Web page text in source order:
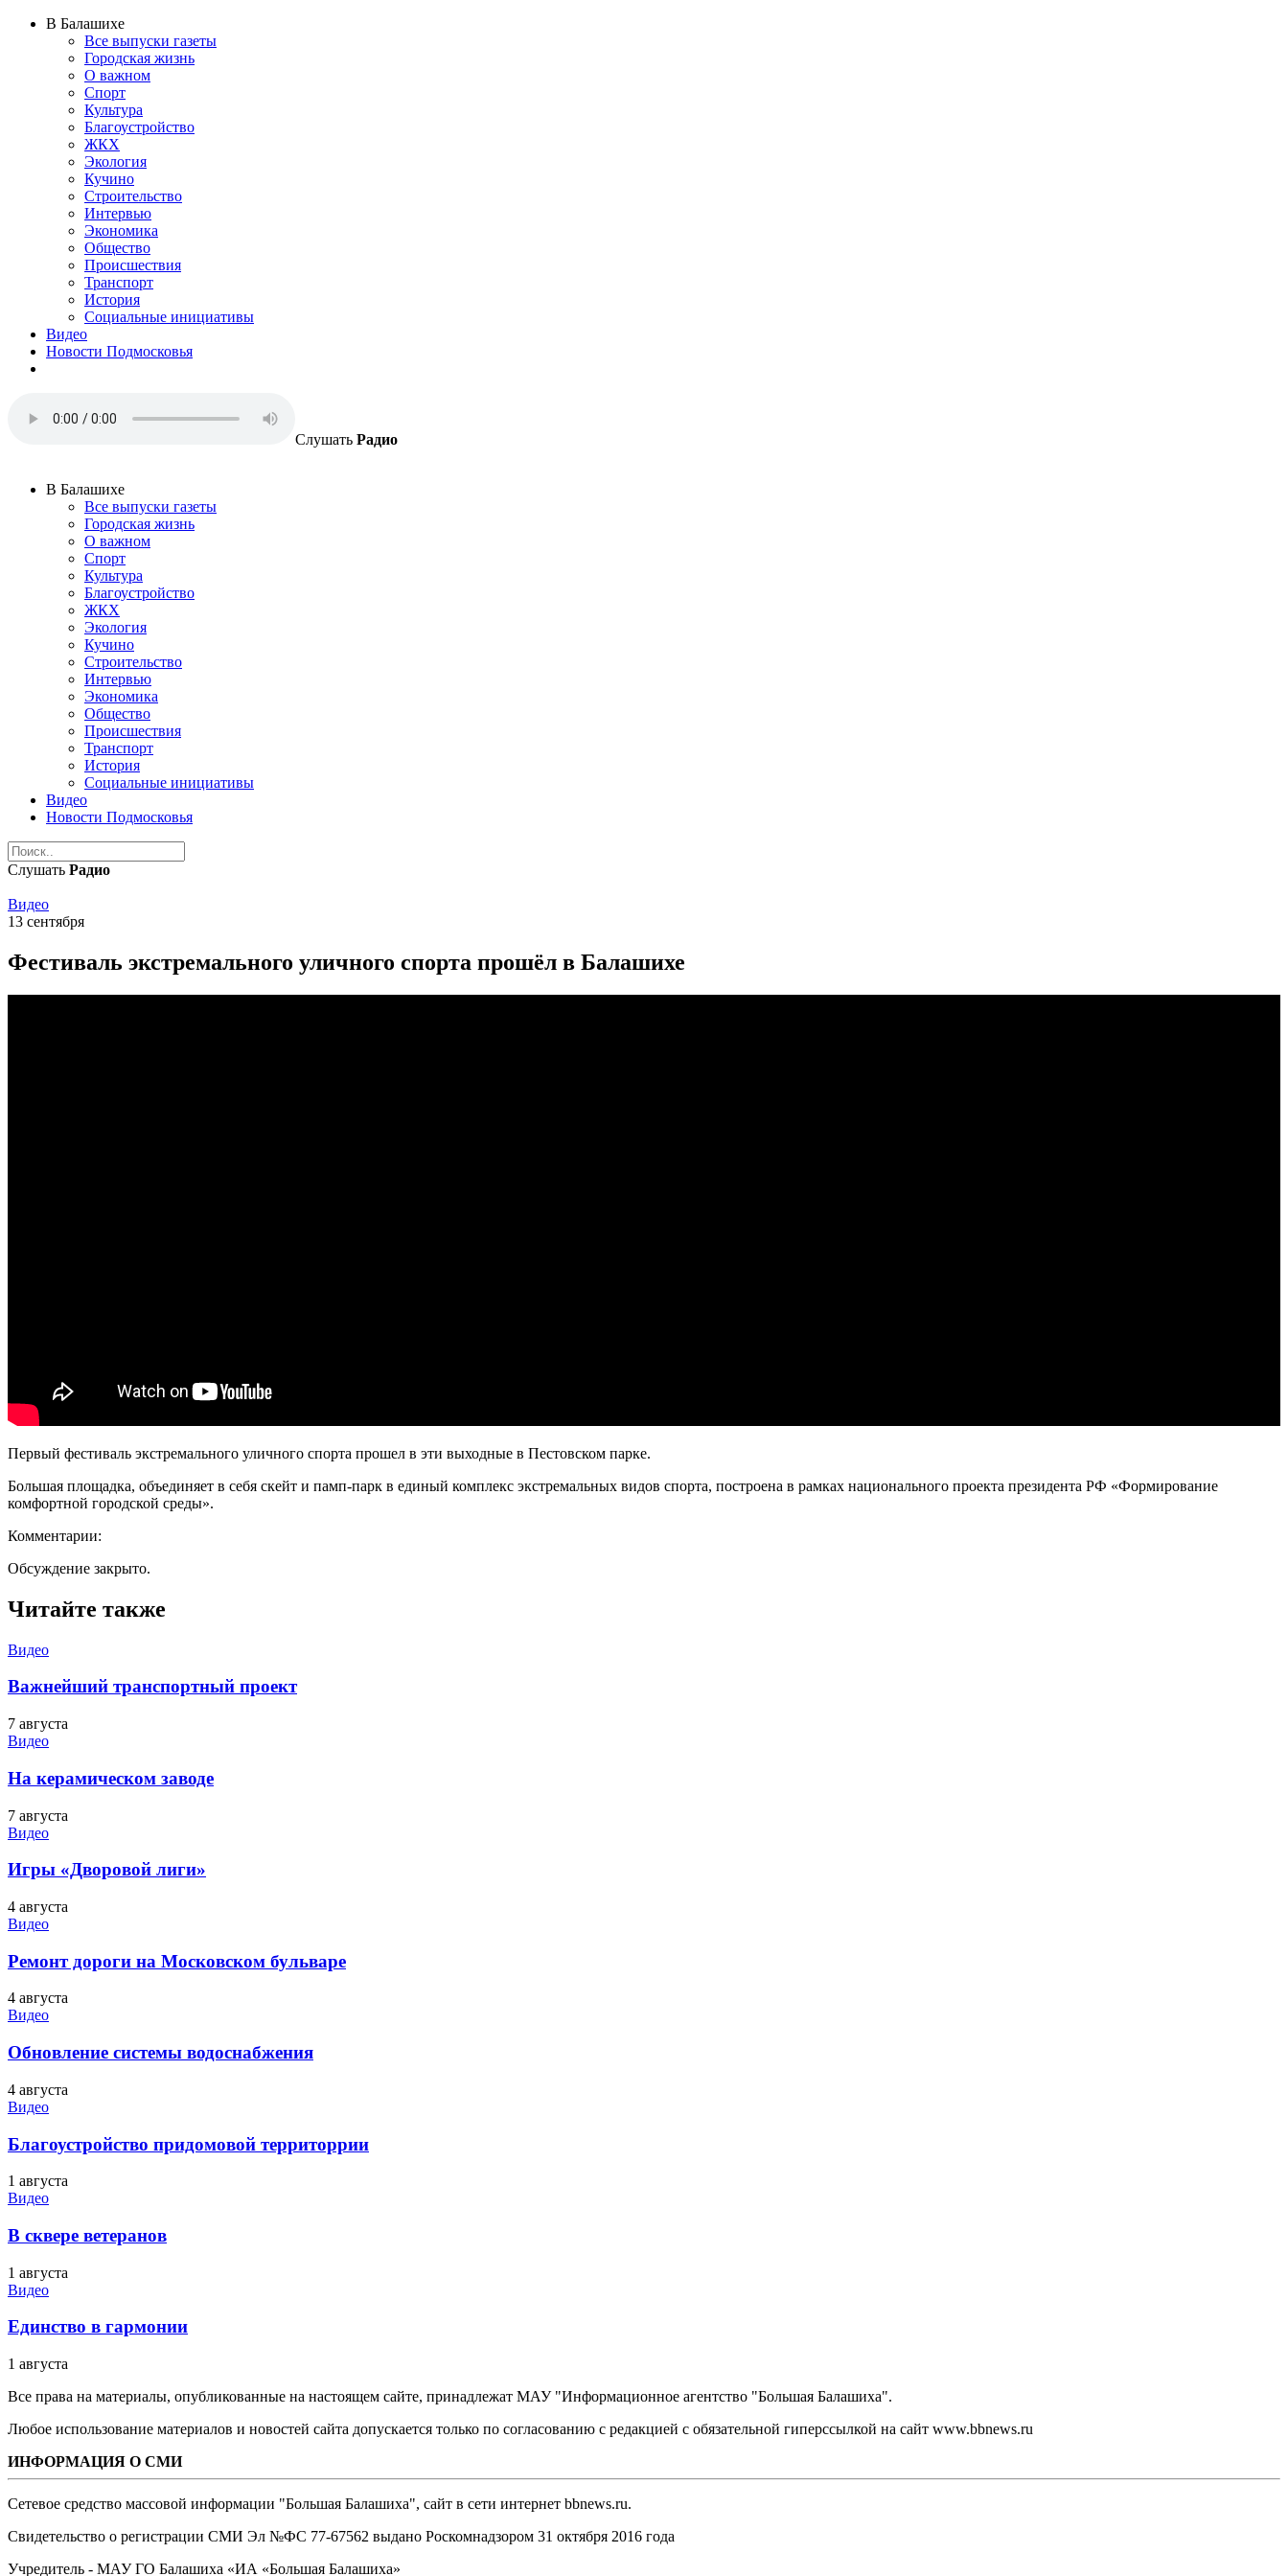
В Балашихе
Все выпуски газеты
Городская жизнь
О важном
Спорт
Культура
Благоустройство
ЖКХ
Экология
Кучино
Строительство
Интервью
Экономика
Общество
Происшествия
Транспорт
История
Социальные инициативы
Видео
Новости Подмосковья
Слушать Радио
В Балашихе
Все выпуски газеты
Городская жизнь
О важном
Спорт
Культура
Благоустройство
ЖКХ
Экология
Кучино
Строительство
Интервью
Экономика
Общество
Происшествия
Транспорт
История
Социальные инициативы
Видео
Новости Подмосковья
Слушать Радио
Видео
13 сентября
Фестиваль экстремального уличного спорта прошёл в Балашихе
Первый фестиваль экстремального уличного спорта прошел в эти выходные в Пестовском парке.
Большая площадка, объединяет в себя скейт и памп-парк в единый комплекс экстремальных видов спорта, построена в рамках национального проекта президента РФ «Формирование
комфортной городской среды».
Комментарии:
Обсуждение закрыто.
Читайте также
Видео
Важнейший транспортный проект
7 августа
Видео
На керамическом заводе
7 августа
Видео
Игры «Дворовой лиги»
4 августа
Видео
Ремонт дороги на Московском бульваре
4 августа
Видео
Обновление системы водоснабжения
4 августа
Видео
Благоустройство придомовой территоррии
1 августа
Видео
В сквере ветеранов
1 августа
Видео
Единство в гармонии
1 августа
Все права на материалы, опубликованные на настоящем сайте, принадлежат МАУ "Информационное агентство "Большая Балашиха".
Любое использование материалов и новостей сайта допускается только по согласованию с редакцией с обязательной гиперссылкой на сайт www.bbnews.ru
ИНФОРМАЦИЯ О СМИ
Сетевое средство массовой информации "Большая Балашиха", сайт в сети интернет bbnews.ru.
Свидетельство о регистрации СМИ Эл №ФС ‎77-67562 выдано Роскомнадзором 31 октября 2016 года
Учредитель - МАУ ГО Балашиха «ИА «Большая Балашиха»